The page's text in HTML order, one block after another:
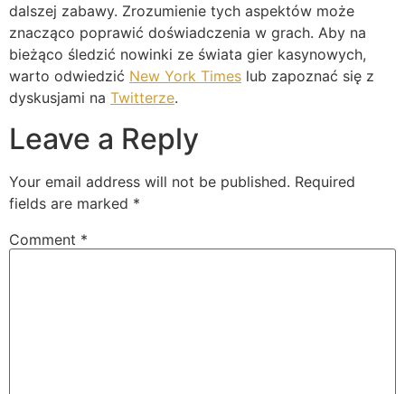
dalszej zabawy. Zrozumienie tych aspektów może
znacząco poprawić doświadczenia w grach. Aby na
bieżąco śledzić nowinki ze świata gier kasynowych,
warto odwiedzić New York Times lub zapoznać się z
dyskusjami na Twitterze.
Leave a Reply
Your email address will not be published. Required
fields are marked *
Comment *